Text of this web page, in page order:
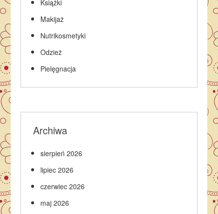
Książki
Makijaż
Nutrikosmetyki
Odzież
Pielęgnacja
Archiwa
sierpień 2026
lipiec 2026
czerwiec 2026
maj 2026